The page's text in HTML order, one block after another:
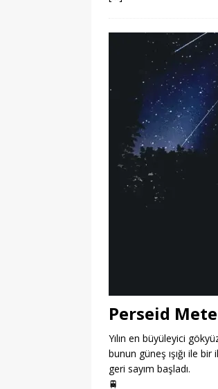
Perseid
Yılın en büyüleyici
bunun güneş ışığı ile
geri sayım başladı.
🚆